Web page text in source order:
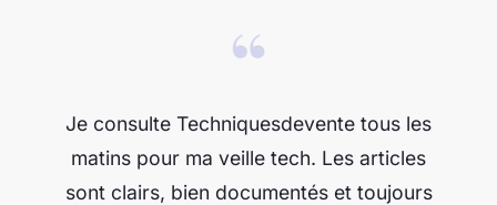
“
Je consulte Techniquesdevente tous les
matins pour ma veille tech. Les articles
sont clairs, bien documentés et toujours